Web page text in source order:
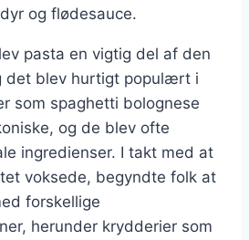
og flødesauce.
pasta en vigtig del af den
det blev hurtigt populært i
som spaghetti bolognese
og de blev ofte
ingredienser. I takt med at
voksede, begyndte folk at
forskellige
herunder krydderier som